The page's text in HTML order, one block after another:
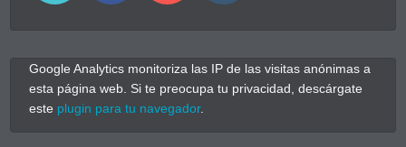
Google Analytics monitoriza las IP de las visitas anónimas a
esta página web. Si te preocupa tu privacidad, descárgate
este plugin para tu navegador.